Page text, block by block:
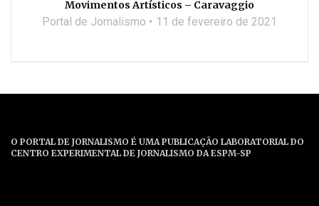
Movimentos Artísticos – Caravaggio
Portal de Jornalismo 11 de fevereiro de 2021
O PORTAL DE JORNALISMO É UMA PUBLICAÇÃO LABORATORIAL DO
CENTRO EXPERIMENTAL DE JORNALISMO DA ESPM-SP